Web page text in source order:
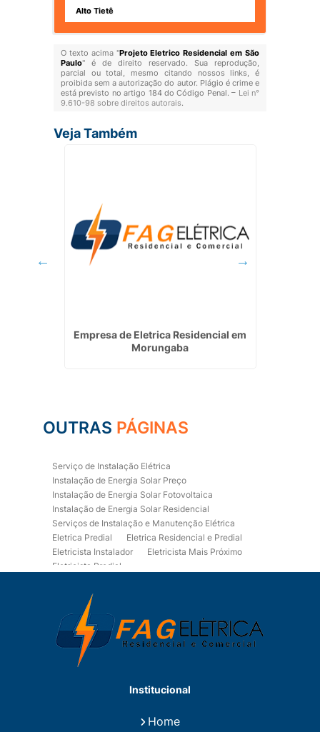
Alto Tietê
O texto acima "Projeto Eletrico Residencial em São
Paulo" é de direito reservado. Sua reprodução,
parcial ou total, mesmo citando nossos links, é
proibida sem a autorização do autor. Plágio é crime e
está previsto no artigo 184 do Código Penal. – Lei n°
9.610-98 sobre direitos autorais.
Veja Também
Empresa de Eletrica Residencial em
Morungaba
OUTRAS PÁGINAS
Serviço de Instalação Elétrica
Instalação de Energia Solar Preço
Instalação de Energia Solar Fotovoltaica
Instalação de Energia Solar Residencial
Serviços de Instalação e Manutenção Elétrica
Eletrica Predial
Eletrica Residencial e Predial
Eletricista Instalador
Eletricista Mais Próximo
Eletricista Predial
Eletricista Residencial
Eletricista Residencial E Predial
Eletricistas de Manutenção
Empresa de Instalações Elétricas
Empresa de Manutenção Eletrica
Empresa de Prestação de Serviços Eletricos
Fiação para Instalação Eletrica Residencial
Instalação de Energia Solar Residencial Preço
Institucional
Home